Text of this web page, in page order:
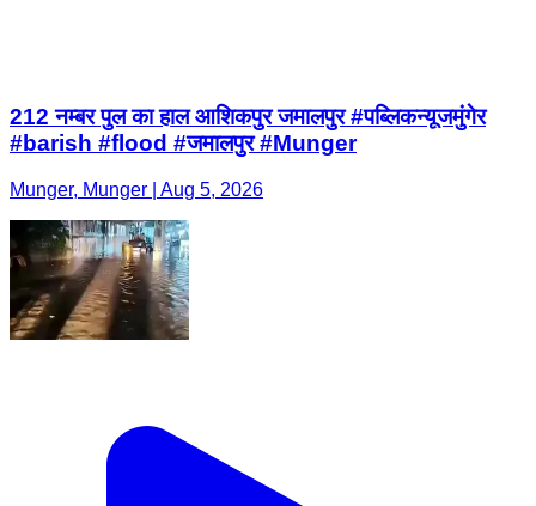
212 नम्बर पुल का हाल आशिकपुर जमालपुर #पब्लिकन्यूजमुंगेर
#barish #flood #जमालपुर #Munger
Munger, Munger | Aug 5, 2026